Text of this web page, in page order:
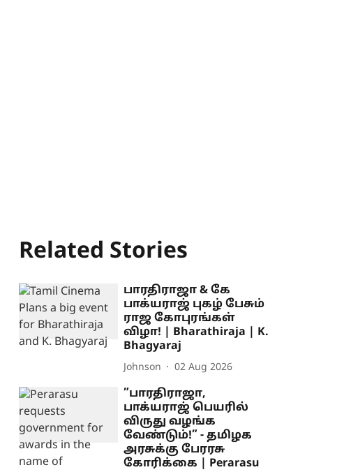
Related Stories
பாரதிராஜா & கே
பாக்யராஜ் புகழ் பேசும்
ராஜ கோபுரங்கள்
விழா! | Bharathiraja | K.
Bhagyaraj
Johnson 02 Aug 2026
”பாரதிராஜா,
பாக்யராஜ் பெயரில்
விருது வழங்க
வேண்டும்!” - தமிழக
அரசுக்கு பேரரசு
கோரிக்கை | Perarasu